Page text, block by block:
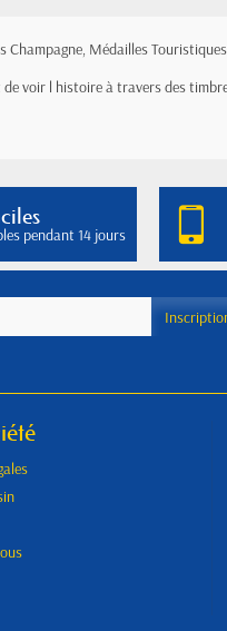
Champagne, Médailles
voir l histoire à travers des
pendant 14 jours